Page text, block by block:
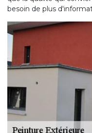
besoin de plus